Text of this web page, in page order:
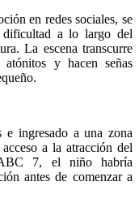
en redes sociales, se
dificultad a lo largo del
La escena transcurre
atónitos y hacen señas
e ingresado a una zona
a la atracción del
7, el niño habría
antes de comenzar a